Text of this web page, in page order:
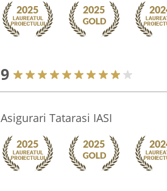
9
Asigurari Tatarasi IASI